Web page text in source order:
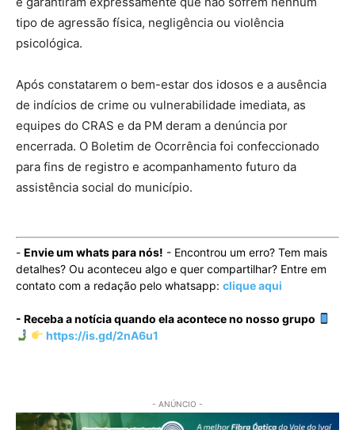
tipo de agressão física, negligência ou violência
psicológica.
Após constatarem o bem-estar dos idosos e a ausência
de indícios de crime ou vulnerabilidade imediata, as
equipes do CRAS e da PM deram a denúncia por
encerrada. O Boletim de Ocorrência foi confeccionado
para fins de registro e acompanhamento futuro da
assistência social do município.
- Envie um whats para nós! - Encontrou um erro? Tem mais
detalhes? Ou aconteceu algo e quer compartilhar? Entre em
contato com a redação pelo whatsapp: clique aqui
- Receba a notícia quando ela acontece no nosso grupo
https://is.gd/2nA6u1
- ANÚNCIO -